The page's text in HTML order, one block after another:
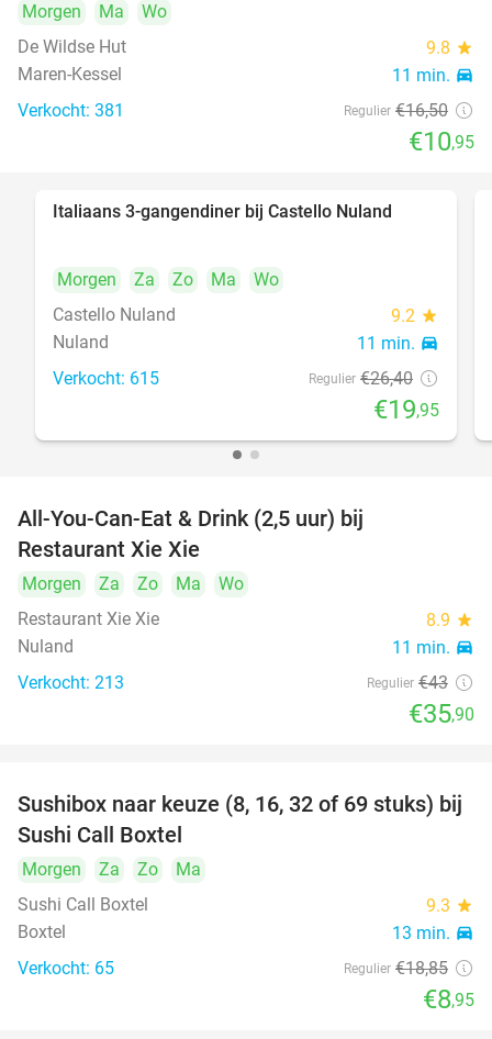
Morgen Ma
Wo
De Wildse Hut
9.8 star
Maren-Kessel 11 min. directions_car
Verkocht: 381 Regulier €16,50
€10,95
Italiaans 3-gangendiner bij Castello Nuland
Morgen Za Zo Ma
Wo
Castello Nuland
9.2 star
Nuland 11 min. directions_car
Verkocht: 615 Regulier €26,40
€19,95
All-You-Can-Eat & Drink (2,5 uur) bij
Restaurant Xie Xie
Morgen Za Zo Ma
Wo
Restaurant Xie Xie
8.9 star
Nuland 11 min. directions_car
Verkocht: 213 Regulier €43
€35,90
53%
Sushibox naar keuze (8, 16, 32 of 69 stuks) bij
Sushi Call Boxtel
Morgen Za Zo
Ma
Sushi Call Boxtel
9.3 star
Boxtel 13 min. directions_car
Verkocht: 65 Regulier €18,85
€8,95